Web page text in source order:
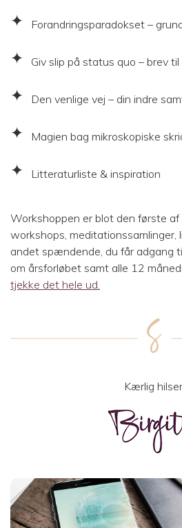
Forandringsparadokset –
Giv slip på status quo – brev til
Den venlige vej – din indre
Magien bag mikroskopiske
Litteraturliste & inspiration
Workshoppen er blot den første
workshops, meditationssamlinger,
andet spændende, du får adgang
om årsforløbet samt alle 12
tjekke det hele ud.
Kærlig